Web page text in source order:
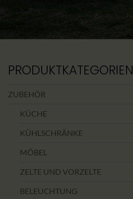
PRODUKTKATEGORIEN
ZUBEHÖR
KÜCHE
KÜHLSCHRÄNKE
MÖBEL
ZELTE UND VORZELTE
BELEUCHTUNG